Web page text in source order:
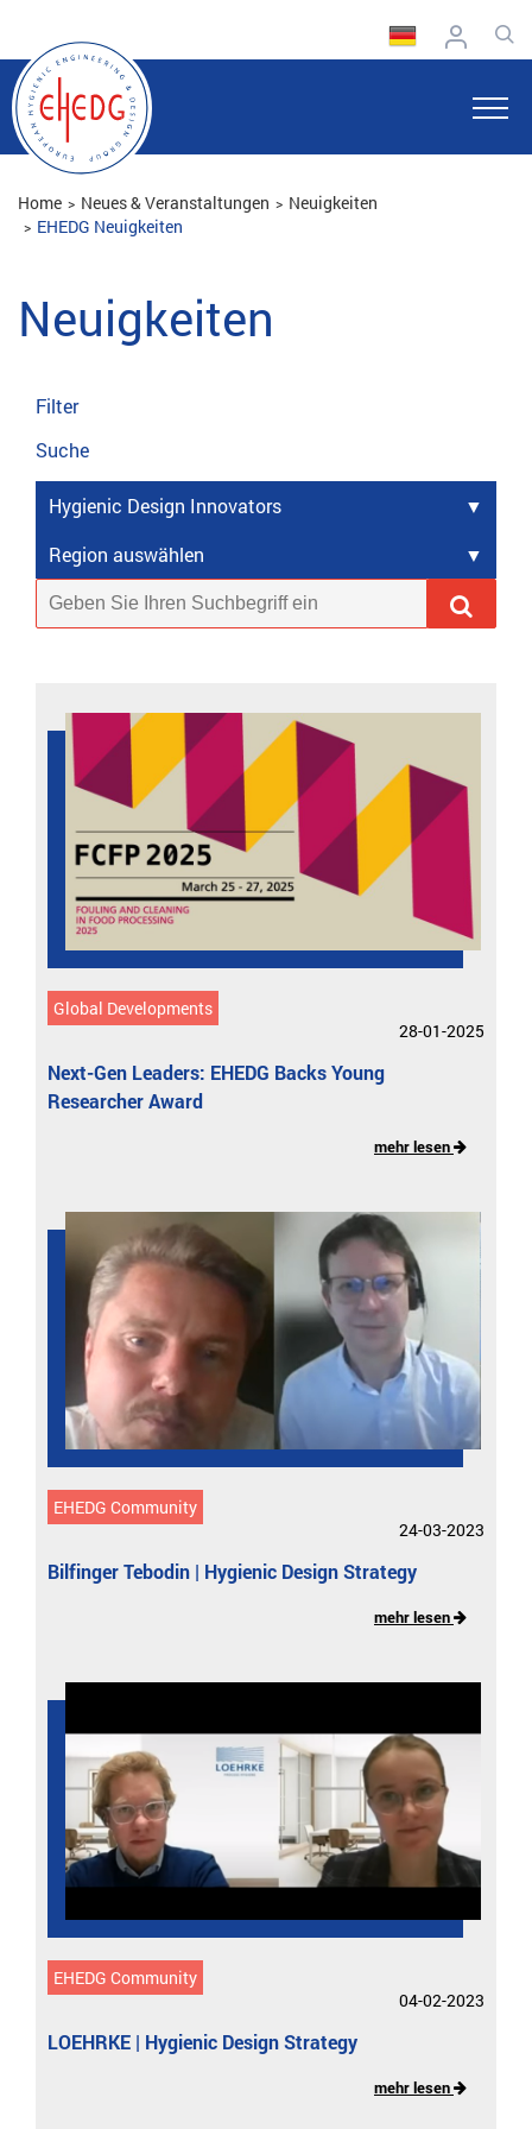
Home Neues & Veranstaltungen
Neuigkeiten
EHEDG Neuigkeiten
Neuigkeiten
Filter
Suche
Hygienic Design Innovators
Region auswählen
Global Developments
28-01-2025
Next-Gen Leaders: EHEDG Backs Young
Researcher Award
mehr lesen
EHEDG Community
24-03-2023
Bilfinger Tebodin | Hygienic Design Strategy
mehr lesen
EHEDG Community
04-02-2023
LOEHRKE | Hygienic Design Strategy
mehr lesen